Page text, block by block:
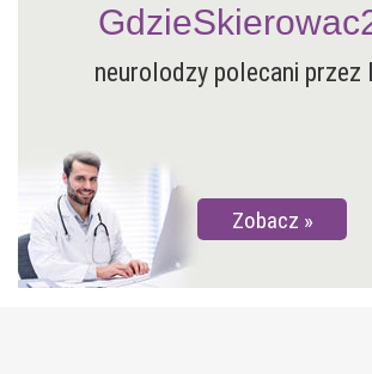
neurolodzy polecani przez
Zobacz